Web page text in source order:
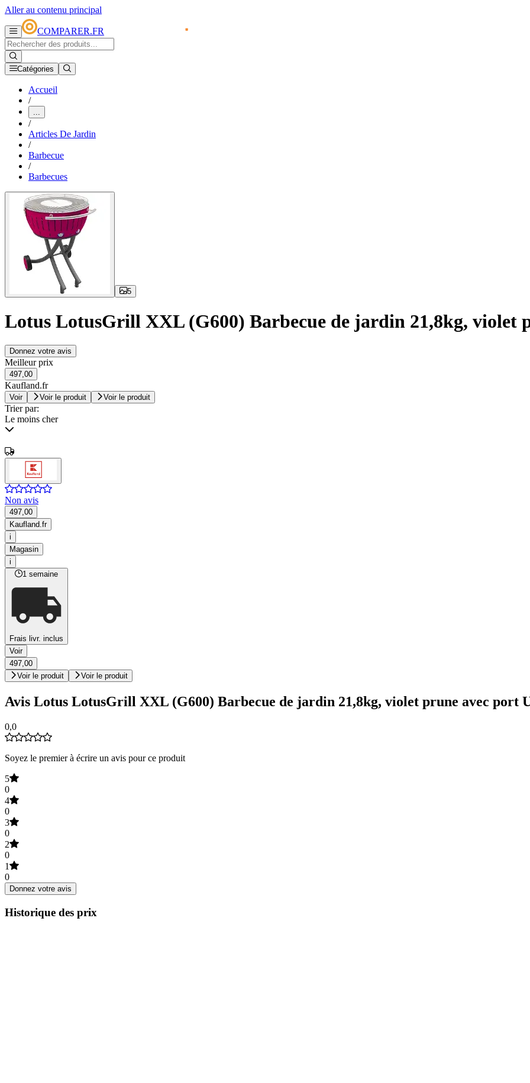
Aller au contenu principal
COMPARER.FR
Catégories
Accueil
/
...
/
Articles De Jardin
/
Barbecue
/
Barbecues
5
Lotus LotusGrill XXL (G600) Barbecue de jardin 21,8kg, violet
Donnez votre avis
Meilleur prix
497,00
Kaufland.fr
Voir Voir le produit Voir le produit
Trier par:
Le moins cher
Non avis
497,00
Kaufland.fr
i
Magasin
i
1 semaine
Frais livr. inclus
Voir
497,00
Voir le produit
Voir le produit
Avis Lotus LotusGrill XXL (G600) Barbecue de jardin 21,8kg, violet prune avec port
0,0
Soyez le premier à écrire un avis pour ce produit
5
0
4
0
3
0
2
0
1
0
Donnez votre avis
Historique des prix